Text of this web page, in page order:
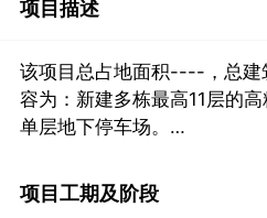
项目描述
该项目总占地面积----，总
容为：新建多栋最高11层的
单层地下停车场。
项目采用以下建材与配置（按
项目工期及阶段